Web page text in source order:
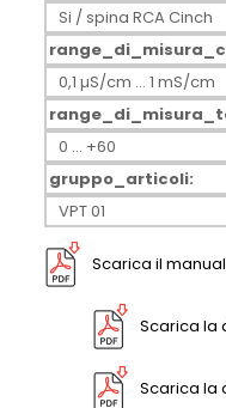
Si / spina RCA Cinch
0,1 µS/cm … 1 mS/cm
0 … +60
gruppo_articoli:
VPT 01
Scarica il
Scarica la
Scarica la